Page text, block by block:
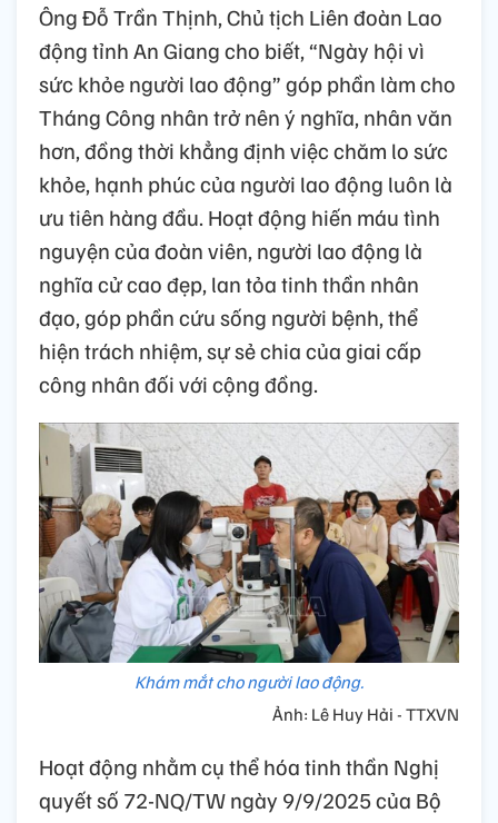
Ông Đỗ Trần Thịnh, Chủ tịch Liên đoàn Lao
động tỉnh An Giang cho biết, “Ngày hội vì
sức khỏe người lao động” góp phần làm cho
Tháng Công nhân trở nên ý nghĩa, nhân văn
hơn, đồng thời khẳng định việc chăm lo sức
khỏe, hạnh phúc của người lao động luôn là
ưu tiên hàng đầu. Hoạt động hiến máu tình
nguyện của đoàn viên, người lao động là
nghĩa cử cao đẹp, lan tỏa tinh thần nhân
đạo, góp phần cứu sống người bệnh, thể
hiện trách nhiệm, sự sẻ chia của giai cấp
công nhân đối với cộng đồng.
Khám mắt cho người lao động.
Ảnh: Lê Huy Hải - TTXVN
Hoạt động nhằm cụ thể hóa tinh thần Nghị
quyết số 72-NQ/TW ngày 9/9/2025 của Bộ